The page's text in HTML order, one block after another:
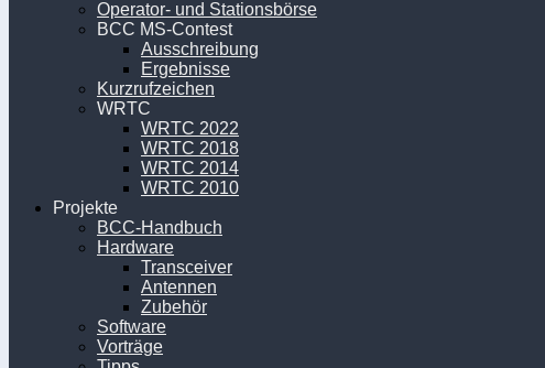
Operator- und Stationsbörse
BCC MS-Contest
Ausschreibung
Ergebnisse
Kurzrufzeichen
WRTC
WRTC 2022
WRTC 2018
WRTC 2014
WRTC 2010
Projekte
BCC-Handbuch
Hardware
Transceiver
Antennen
Zubehör
Software
Vorträge